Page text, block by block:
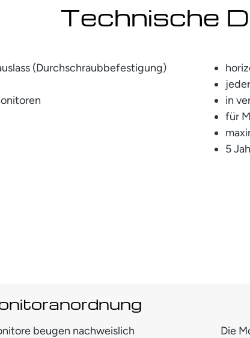
Technische
(Durchschraubbefestigung)
in
für
5
beugen nachweislich
Die